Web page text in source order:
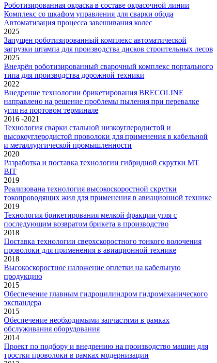
Роботизированная окраска в составе окрасочной линии
Комплекс со шкафом управления для сварки обода
Автоматизация процесса завешивания колес
2025
Запущен роботизированный комплекс автоматической
загрузки штампа для производства дисков строительных лесов
2025
Внедрён роботизированный сварочный комплекс портального
типа для производства дорожной техники
2022
Внедрение технологии брикетирования BRECOLINE
направлено на решение проблемы пыления при перевалке
угля на портовом терминале
2016 -2021
Технология сварки стальной низкоуглеродистой и
высокоуглеродистой проволоки для применения в кабельной
и металлургической промышленности
2020
Разработка и поставка технологии гибридной скрутки MT
BIT
2019
Реализована технология высокоскоростной скрутки
токопроводящих жил для применения в авиационной технике
2019
Технология брикетирования мелкой фракции угля с
последующим возвратом брикета в производство
2018
Поставка технологии сверхскоростного тонкого волочения
проволоки для применения в авиационной технике
2018
Высокоскоростное наложение оплетки на кабельную
продукцию
2015
Обеспечение главным гидроцилиндром гидромеханического
экспандера
2015
Обеспечение необходимыми запчастями в рамках
обслуживания оборудования
2014
Проект по подбору и внедрению на производство машин для
тростки проволоки в рамках модернизации